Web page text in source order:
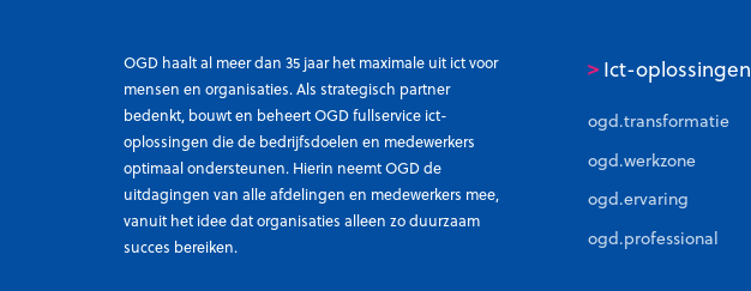
OGD haalt al meer dan 35 jaar het maximale uit ict voor
mensen en organisaties. Als strategisch partner
bedenkt, bouwt en beheert OGD fullservice ict-
oplossingen die de bedrijfsdoelen en medewerkers
optimaal ondersteunen. Hierin neemt OGD de
uitdagingen van alle afdelingen en medewerkers mee,
vanuit het idee dat organisaties alleen zo duurzaam
succes bereiken.
>Ict-oplossingen
ogd.transformatie
ogd.werkzone
ogd.ervaring
ogd.professional